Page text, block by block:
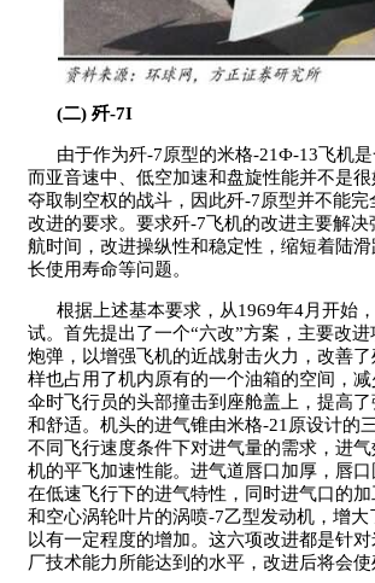
(二) 歼-7I
由于作为歼-7原型的米格-21Ф-13飞机
而亚音速中、低空加速和盘旋性能并不是
夺取制空权的战斗，因此歼-7原型并不能
改进的要求。要求歼-7飞机的改进主要解
航时间，改进操纵性和稳定性，缩短着陆
长使用寿命等问题。
根据上述基本要求，从1969年4月开始
试。首先提出了一个“六改”方案，主要改
炮弹，以增强飞机的近战射击火力，改善
样也占用了机内原有的一个油箱的空间，
伞时飞行员的头部撞击到座舱盖上，提高
和舒适。机头的进气锥由米格-21原设计的
不同飞行速度条件下对进气量的需求，进
机的平飞加速性能。进气道唇口加厚，唇
在低速飞行下的进气特性，同时进气口的
和空心涡轮叶片的涡喷-7乙型发动机，增
以有一定程度的增加。这六项改进都是针
厂技术能力所能达到的水平，改进后将会